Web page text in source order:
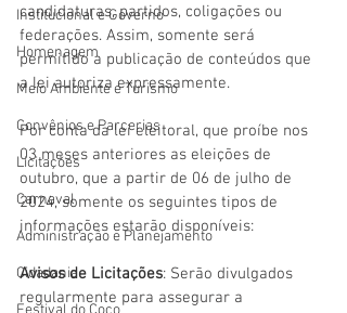
Institucional e Governo
Homenagem
Meio Ambiente e Turismo
Convênios e Parcerias
Licitações
Carnaval
Administração e Planejamento
Cidadania
candidaturas, partidos, coligações ou
federações. Assim, somente será
permitido a publicação de conteúdos que
a lei autoriza expressamente.
Por conta da lei eleitoral, que proíbe nos
03 meses anteriores as eleições de
outubro, que a partir de 06 de julho de
2024, somente os seguintes tipos de
informações estarão disponíveis:
Avisos de Licitações: Serão divulgados
regularmente para assegurar a